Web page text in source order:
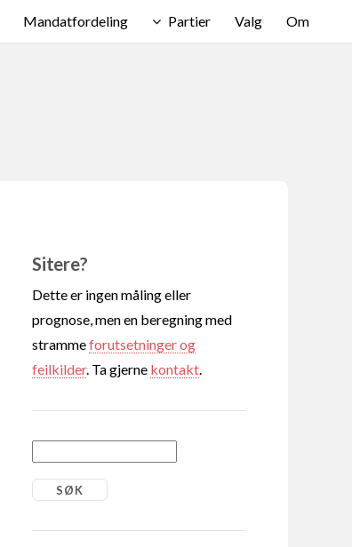
Mandatfordeling Partier Valg Om
Sitere?
Dette er ingen måling eller
prognose, men en beregning med
strammeforutsetninger og
feilkilder. Ta gjerne kontakt